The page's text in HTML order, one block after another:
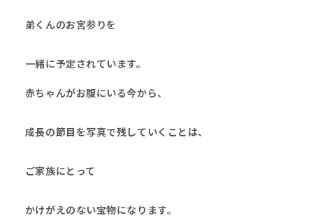
弟くんのお宮参りを
一緒に予定されています。
赤ちゃんがお腹にいる今から、
成長の節目を写真で残していくことは、
ご家族にとって
かけがえのない宝物になります。